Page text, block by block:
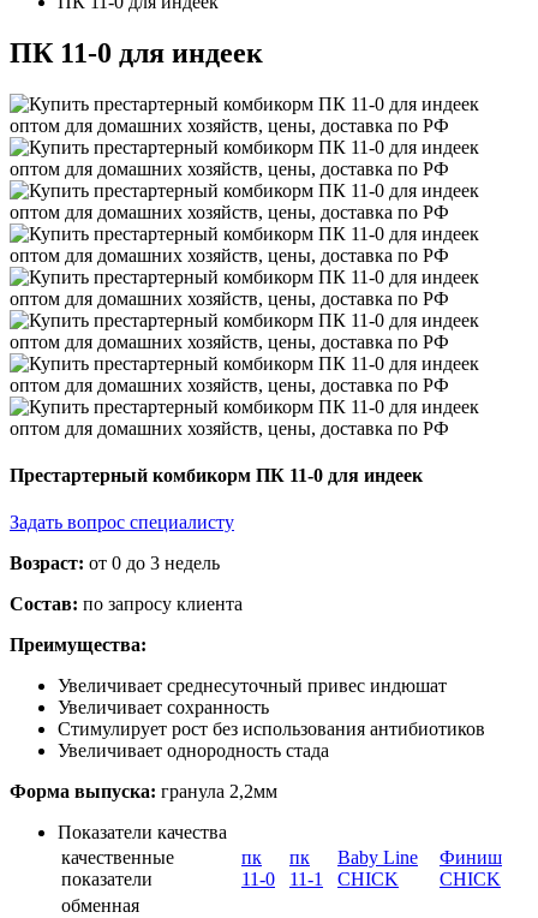
ПК 11-0 для индеек
Престартерный комбикорм ПК 11-0 для индеек
Задать вопрос специалисту
Возраст: от 0 до 3 недель
Состав: по запросу клиента
Преимущества:
Увеличивает среднесуточный привес индюшат
Увеличивает сохранность
Стимулирует рост без использования антибиотиков
Увеличивает однородность стада
Форма выпуска: гранула 2,2мм
Показатели качества
качественные
показатели
пк
11-0
пк
11-1
Baby Line
CHICK
Финиш
CHICK
обменная